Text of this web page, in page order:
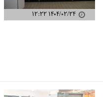
۱۴۰۴/۰۲/۲۴ ۱۲:۲۲